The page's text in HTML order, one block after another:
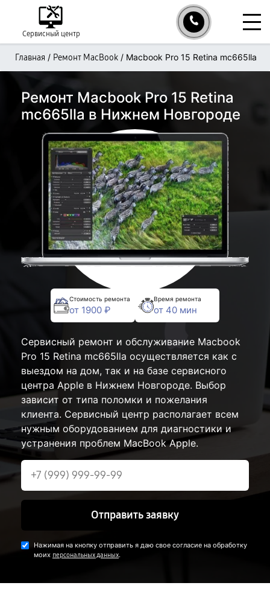
Сервисный центр
Главная / Ремонт MacBook / Macbook Pro 15 Retina mc665lla
Ремонт Macbook Pro 15 Retina
mc665lla в Нижнем Новгороде
Стоимость ремонта
от 1900 ₽
Время ремонта
от 40 мин
Сервисный ремонт и обслуживание Macbook
Pro 15 Retina mc665lla осуществляется как с
выездом на дом, так и на базе сервисного
центра Apple в Нижнем Новгороде. Выбор
зависит от типа поломки и пожелания
клиента. Сервисный центр располагает всем
нужным оборудованием для диагностики и
устранения проблем MacBook Apple.
Отправить заявку
Нажимая на кнопку отправить я даю свое согласие на обработку
моих персональных данных.